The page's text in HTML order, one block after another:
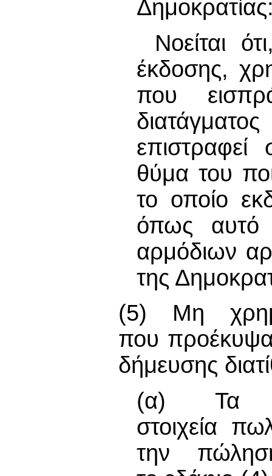
Νοείται
έκδοσης,
που
θύμα του
το οποίο
όπως αυτό
αρμόδιων
της
(5) Μη
που
δήμευσης
(α) Τα
στοιχεία
την